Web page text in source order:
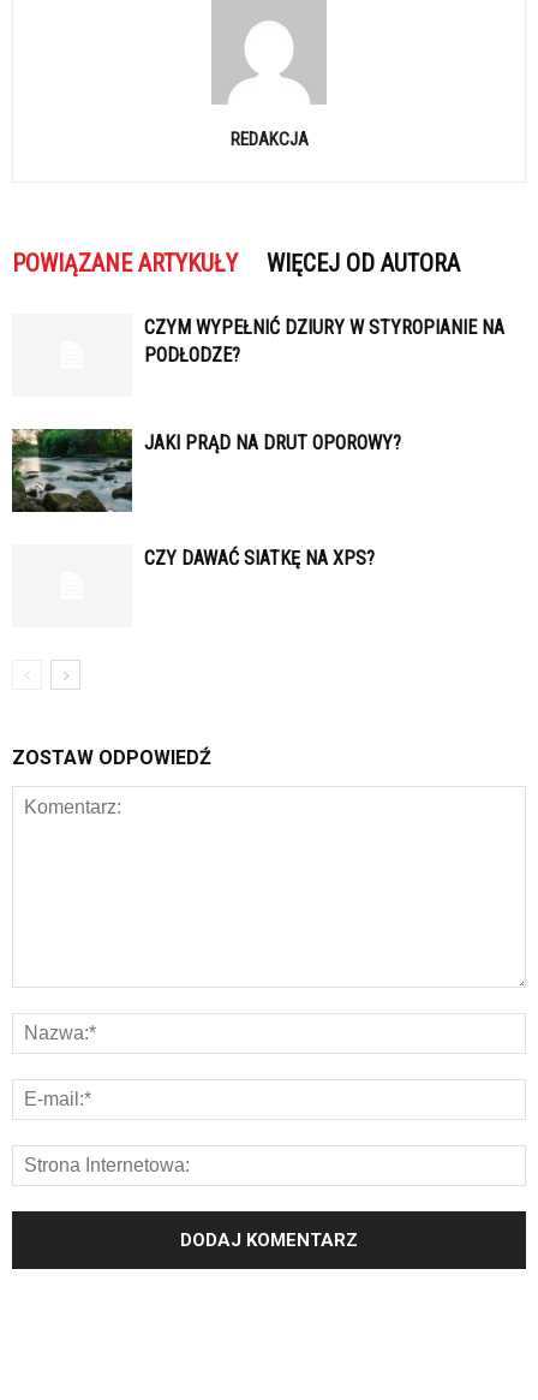
REDAKCJA
POWIĄZANE ARTYKUŁY WIĘCEJ OD AUTORA
CZYM WYPEŁNIĆ DZIURY W STYROPIANIE NA
PODŁODZE?
JAKI PRĄD NA DRUT OPOROWY?
CZY DAWAĆ SIATKĘ NA XPS?
ZOSTAW ODPOWIEDŹ